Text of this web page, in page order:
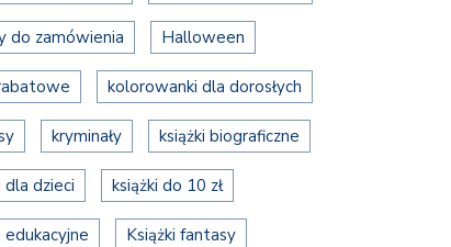
do zamówienia Halloween
kolorowanki dla dorosłych
kryminały książki biograficzne
dla dzieci książki do 10 zł
edukacyjne Książki fantasy